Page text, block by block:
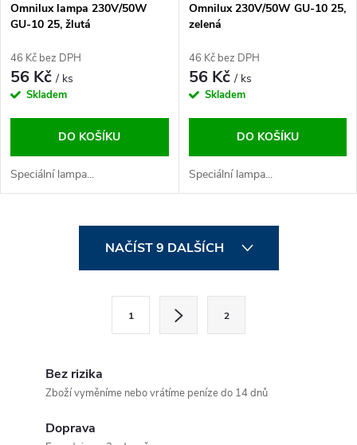
Omnilux lampa 230V/50W
GU-10 25, žlutá
46 Kč bez DPH
56 Kč/ ks
Skladem
DO KOŠÍKU
Speciální lampa...
Omnilux 230V/50W GU-10 25,
zelená
46 Kč bez DPH
56 Kč/ ks
Skladem
DO KOŠÍKU
Speciální lampa...
NAČÍST 9 DALŠÍCH
1 2
Bez rizika
Zboží vyměníme nebo vrátíme peníze do 14 dnů
Doprava